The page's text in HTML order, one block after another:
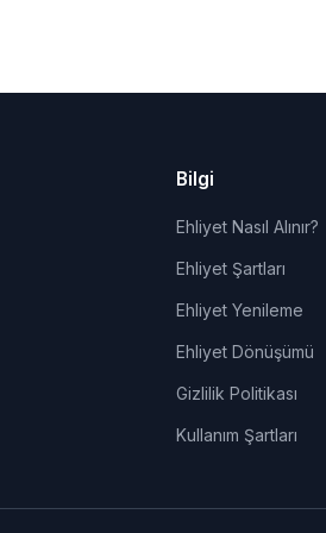
Bilgi
Ehliyet Nasıl Alınır?
Ehliyet Şartları
Ehliyet Yenileme
Ehliyet Dönüşümü
Gizlilik Politikası
Kullanım Şartları